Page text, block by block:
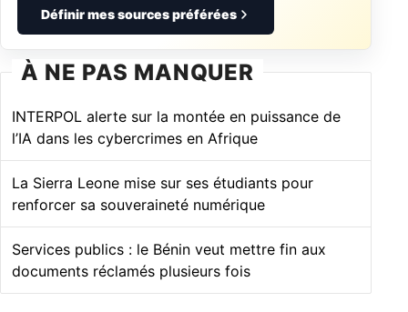
Définir mes sources préférées
À NE PAS MANQUER
INTERPOL alerte sur la montée en puissance de
l’IA dans les cybercrimes en Afrique
La Sierra Leone mise sur ses étudiants pour
renforcer sa souveraineté numérique
Services publics : le Bénin veut mettre fin aux
documents réclamés plusieurs fois